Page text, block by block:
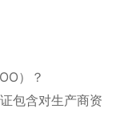
）？
包含对生产商资